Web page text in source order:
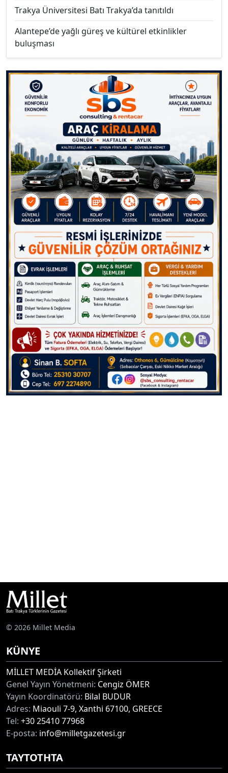
Trakya Üniversitesi Batı Trakya’da tanıtıldı
Alantepe’de yağlı güreş ve kültürel etkinlikler
buluşması
© 2026 Millet Media
KÜNYE
MİLLET MEDİA Kollektif Şirketi
Genel Yayın Yönetmeni: Cengiz ÖMER
Yayın Koordinatörü: Bilal BUDUR
Adres: Miaouli 7-9, Xanthi 67100, GREECE
Tel: +30 25410 77968
E-posta: info@milletgazetesi.gr
ΤΑΥΤΟΤΗΤΑ